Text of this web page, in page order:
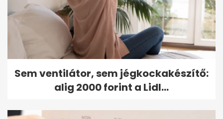
Sem ventilátor, sem jégkockakészítő:
alig 2000 forint a Lidl...